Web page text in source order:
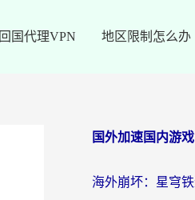
回国代理VPN 地区限制怎么办
国外加速国内游戏